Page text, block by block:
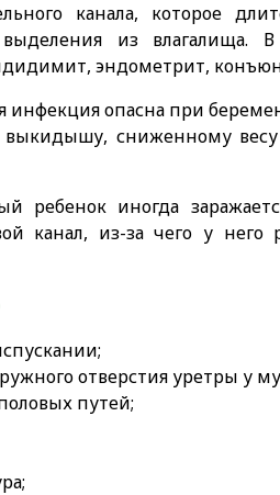
канала, которое
из влагалища.
эндометрит,
инфекция опасна при
сниженному
ребенок иногда
канал, из-за чего у него
отверстия уретры у
путей;